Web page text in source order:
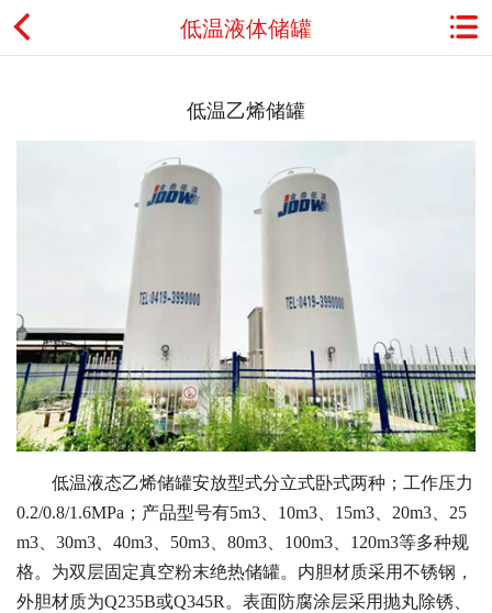
低温液体储罐
资讯动态
典型应用
工程案例
用户服务
联系我们
低温乙烯储罐
低温液态乙烯储罐安放型式分立式卧式两种；工作压力
0.2/0.8/1.6MPa；产品型号有5m3、10m3、15m3、20m3、25
m3、30m3、40m3、50m3、80m3、100m3、120m3等多种规
格。为双层固定真空粉末绝热储罐。内胆材质采用不锈钢，
外胆材质为Q235B或Q345R。表面防腐涂层采用抛丸除锈、